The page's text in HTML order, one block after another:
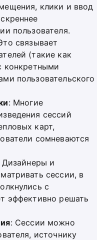
клики и ввод
пользователя.
связывает
(такие как
конкретными
пользовательского
: Многие
сессий
карт,
сомневаются
Дизайнеры и
сессии, в
с
эффективно решать
: Сессии можно
источнику